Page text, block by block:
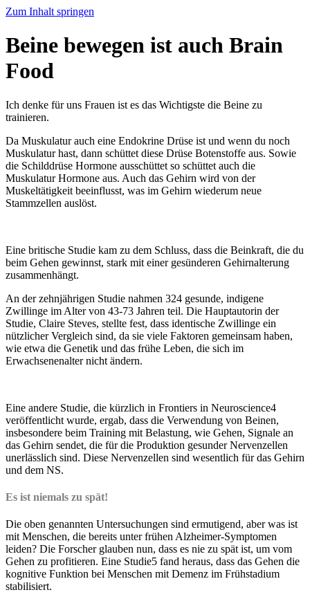
Zum Inhalt springen
Beine bewegen ist auch Brain
Food
Ich denke für uns Frauen ist es das Wichtigste die Beine zu
trainieren.
Da Muskulatur auch eine Endokrine Drüse ist und wenn du noch
Muskulatur hast, dann schüttet diese Drüse Botenstoffe aus. Sowie
die Schilddrüse Hormone ausschüttet so schüttet auch die
Muskulatur Hormone aus. Auch das Gehirn wird von der
Muskeltätigkeit beeinflusst, was im Gehirn wiederum neue
Stammzellen auslöst.
Eine britische Studie kam zu dem Schluss, dass die Beinkraft, die du
beim Gehen gewinnst, stark mit einer gesünderen Gehirnalterung
zusammenhängt.
An der zehnjährigen Studie nahmen 324 gesunde, indigene
Zwillinge im Alter von 43-73 Jahren teil. Die Hauptautorin der
Studie, Claire Steves, stellte fest, dass identische Zwillinge ein
nützlicher Vergleich sind, da sie viele Faktoren gemeinsam haben,
wie etwa die Genetik und das frühe Leben, die sich im
Erwachsenenalter nicht ändern.
Eine andere Studie, die kürzlich in Frontiers in Neuroscience4
veröffentlicht wurde, ergab, dass die Verwendung von Beinen,
insbesondere beim Training mit Belastung, wie Gehen, Signale an
das Gehirn sendet, die für die Produktion gesunder Nervenzellen
unerlässlich sind. Diese Nervenzellen sind wesentlich für das Gehirn
und dem NS.
Es ist niemals zu spät!
Die oben genannten Untersuchungen sind ermutigend, aber was ist
mit Menschen, die bereits unter frühen Alzheimer-Symptomen
leiden? Die Forscher glauben nun, dass es nie zu spät ist, um vom
Gehen zu profitieren. Eine Studie5 fand heraus, dass das Gehen die
kognitive Funktion bei Menschen mit Demenz im Frühstadium
stabilisiert.